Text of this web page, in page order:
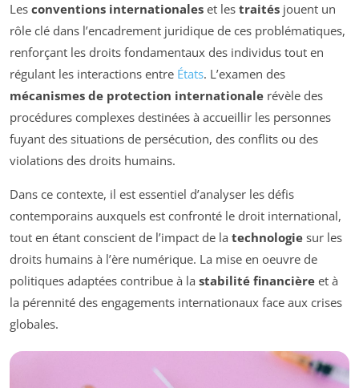
Les conventions internationales et les traités jouent un
rôle clé dans l’encadrement juridique de ces problématiques,
renforçant les droits fondamentaux des individus tout en
régulant les interactions entre États. L’examen des
mécanismes de protection internationale révèle des
procédures complexes destinées à accueillir les personnes
fuyant des situations de persécution, des conflits ou des
violations des droits humains.
Dans ce contexte, il est essentiel d’analyser les défis
contemporains auxquels est confronté le droit international,
tout en étant conscient de l’impact de la technologie sur les
droits humains à l’ère numérique. La mise en oeuvre de
politiques adaptées contribue à la stabilité financière et à
la pérennité des engagements internationaux face aux crises
globales.